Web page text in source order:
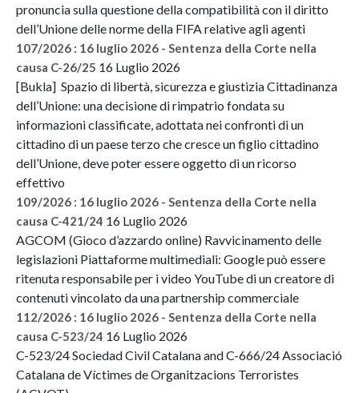
pronuncia sulla questione della compatibilità con il diritto
dell’Unione delle norme della FIFA relative agli agenti
107/2026 : 16 luglio 2026 - Sentenza della Corte nella
causa C-26/25 16 Luglio 2026
[Bukla] Spazio di libertà, sicurezza e giustizia Cittadinanza
dell’Unione: una decisione di rimpatrio fondata su
informazioni classificate, adottata nei confronti di un
cittadino di un paese terzo che cresce un figlio cittadino
dell’Unione, deve poter essere oggetto di un ricorso
effettivo
109/2026 : 16 luglio 2026 - Sentenza della Corte nella
causa C-421/24 16 Luglio 2026
AGCOM (Gioco d’azzardo online) Ravvicinamento delle
legislazioni Piattaforme multimediali: Google può essere
ritenuta responsabile per i video YouTube di un creatore di
contenuti vincolato da una partnership commerciale
112/2026 : 16 luglio 2026 - Sentenza della Corte nella
causa C-523/24 16 Luglio 2026
C-523/24 Sociedad Civil Catalana and C-666/24 Associació
Catalana de Víctimes de Organitzacions Terroristes